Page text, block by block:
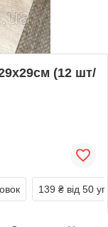
(12 шт/
139 ₴ від 50